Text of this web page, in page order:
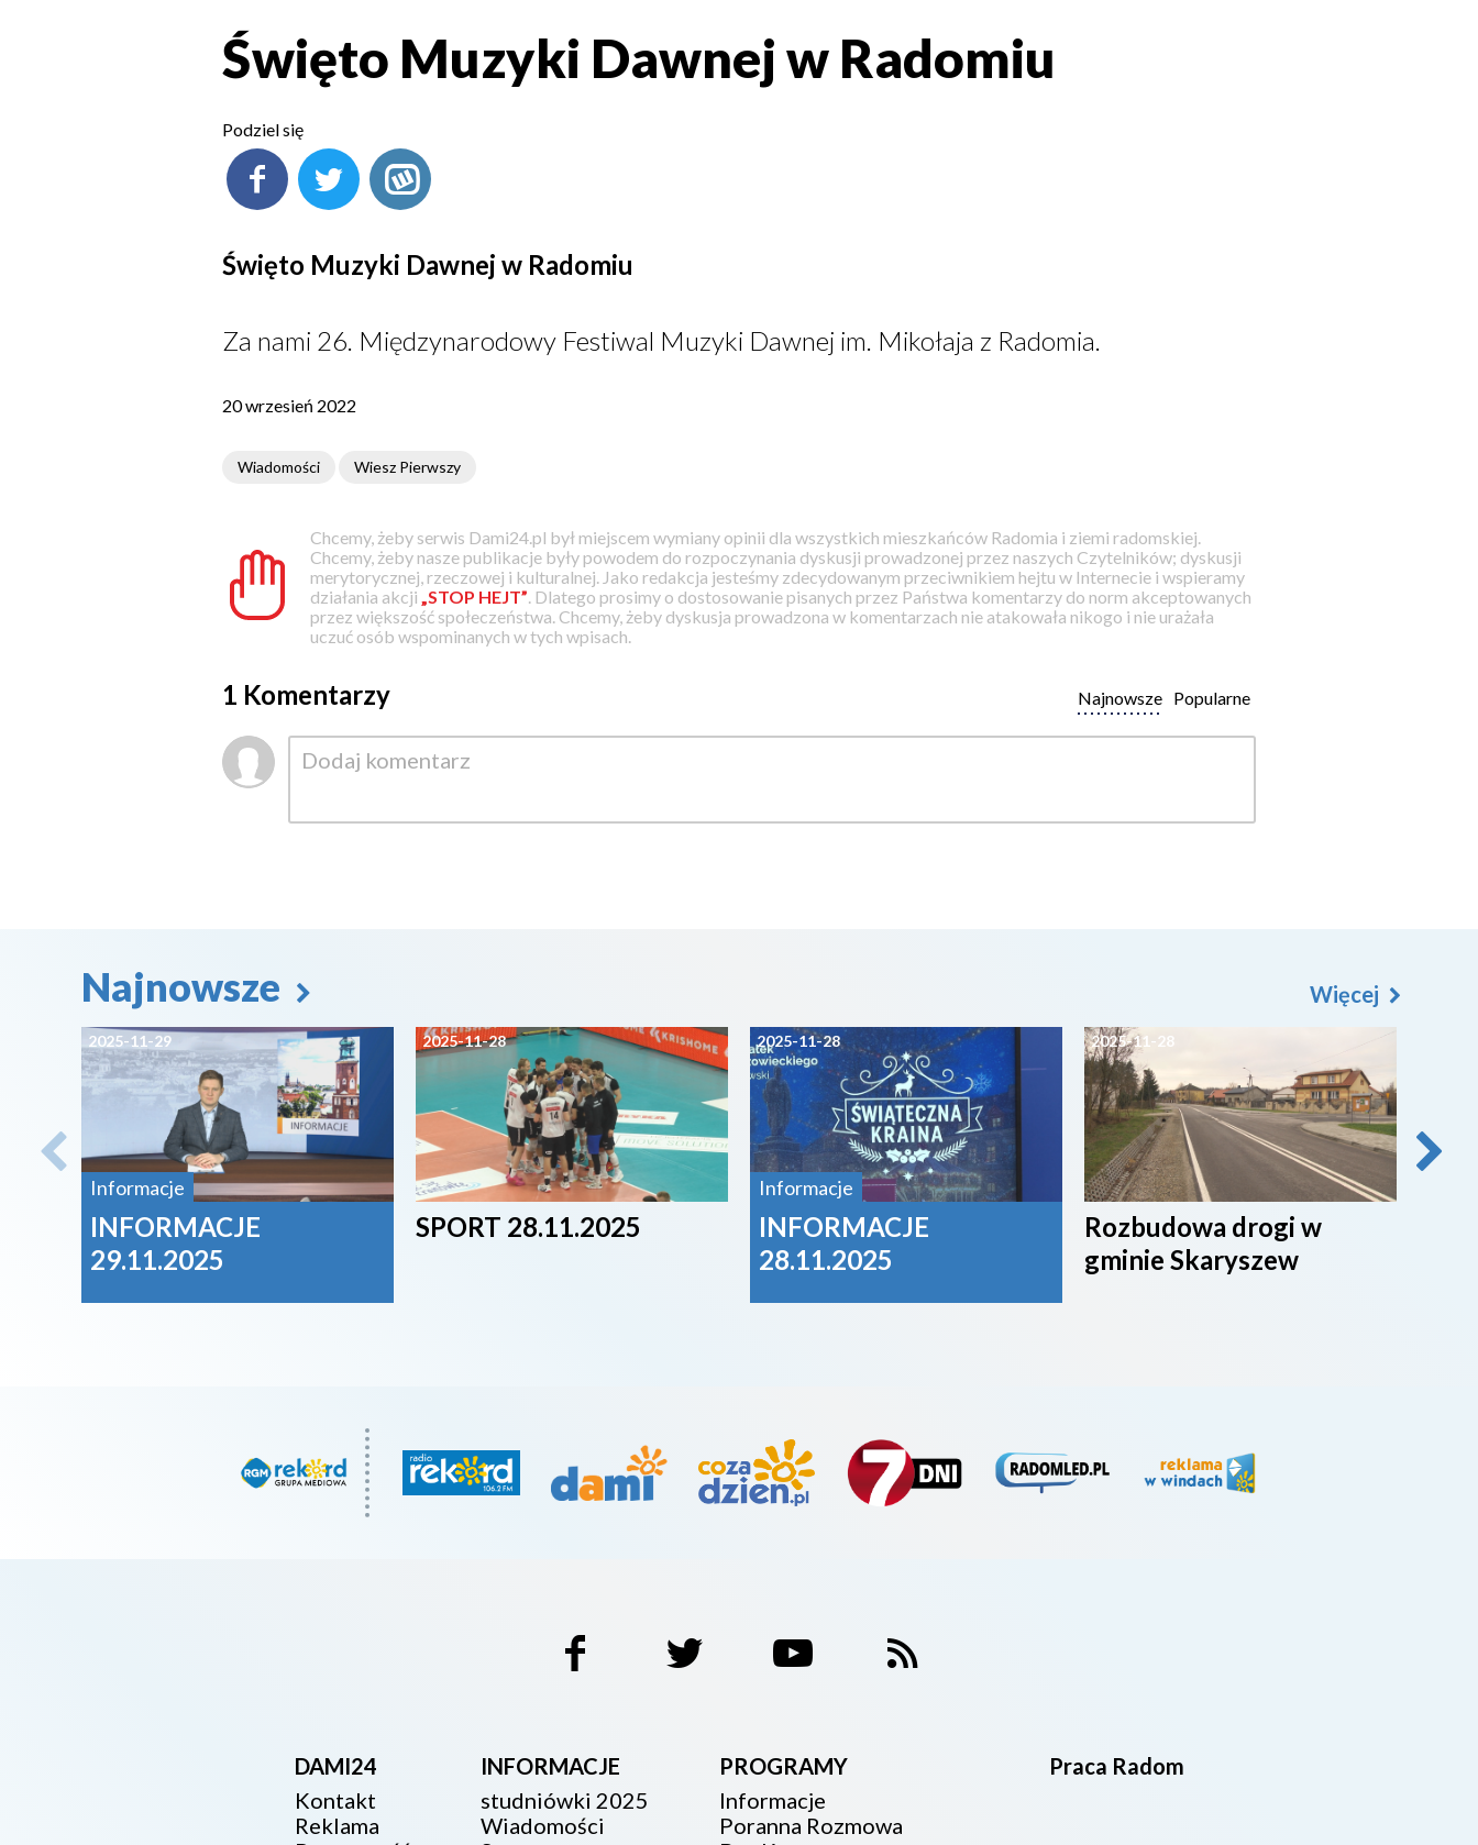
Święto Muzyki Dawnej w Radomiu
Podziel się
Święto Muzyki Dawnej w Radomiu
Za nami 26. Międzynarodowy Festiwal Muzyki Dawnej im. Mikołaja z Radomia.
20 wrzesień 2022
Wiadomości Wiesz Pierwszy
Chcemy, żeby serwis Dami24.pl był miejscem wymiany opinii dla wszystkich mieszkańców Radomia i ziemi radomskiej.
Chcemy, żeby nasze publikacje były powodem do rozpoczynania dyskusji prowadzonej przez naszych Czytelników; dyskusji
merytorycznej, rzeczowej i kulturalnej. Jako redakcja jesteśmy zdecydowanym przeciwnikiem hejtu w Internecie i wspieramy
działania akcji „STOP HEJT” . Dlatego prosimy o dostosowanie pisanych przez Państwa komentarzy do norm akceptowanych
przez większość społeczeństwa. Chcemy, żeby dyskusja prowadzona w komentarzach nie atakowała nikogo i nie urażała
uczuć osób wspominanych w tych wpisach.
1 Komentarzy Popularne
Najnowsze
Najnowsze
2025-11-29
Informacje
INFORMACJE
29.11.2025
2025-11-28
SPORT 28.11.2025
2025-11-28
Informacje
INFORMACJE
28.11.2025
2025-11-28
Rozbudowa drogi w
gminie Skaryszew
Więcej
DAMI24
Kontakt
Reklama
INFORMACJE
studniówki 2025
Wiadomości
PROGRAMY
Informacje
Poranna Rozmowa
Praca Radom